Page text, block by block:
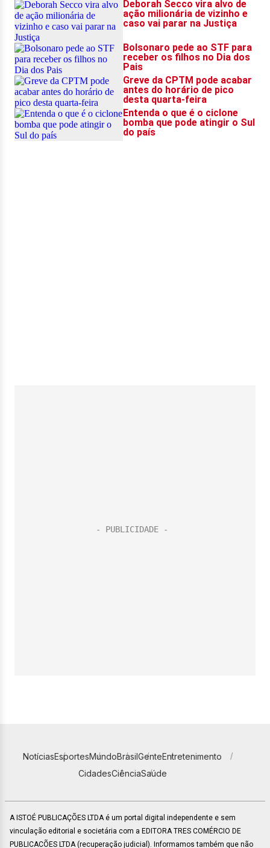
NotíciasEsportesMundoBrasilGenteEntretenimento
CidadesCiênciaSaúde
A ISTOÉ PUBLICAÇÕES LTDA é um portal digital independente e sem
vinculação editorial e societária com a EDITORA TRES COMÉRCIO DE
PUBLICACÕES LTDA (recuperação judicial). Informamos também que não